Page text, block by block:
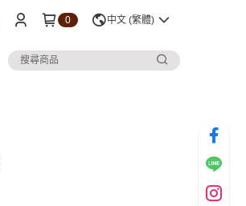
0 中文 (繁體)